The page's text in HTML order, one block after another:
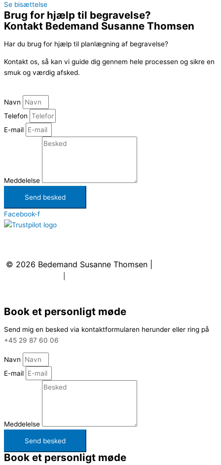
Se bisættelse
Brug for hjælp til begravelse?
Kontakt Bedemand Susanne Thomsen
Har du brug for hjælp til planlægning af begravelse?
Kontakt os, så kan vi guide dig gennem hele processen og sikre en
smuk og værdig afsked.
Navn
Telefon
E-mail
Meddelelse
Send besked
Facebook-f
© 2026 Bedemand Susanne Thomsen
Book et personligt møde
Send mig en besked via kontaktformularen herunder eller ring på
+45 29 87 60 06
Navn
E-mail
Meddelelse
Send besked
Book et personligt møde